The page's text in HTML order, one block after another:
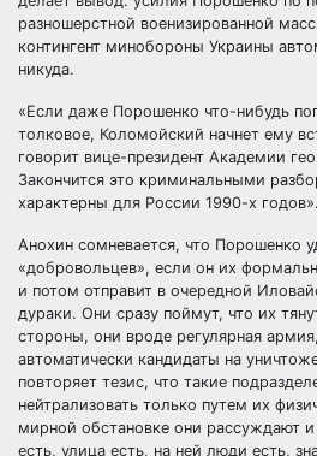
разношерстной военизированной
контингент минобороны Украины
никуда.
«Если даже Порошенко что-нибудь
толковое, Коломойский начнет ему
говорит вице-президент Академии
Закончится это криминальными
характерны для России 1990-х годов».
Анохин сомневается, что Порошенко
«добровольцев», если он их
и потом отправит в очередной
дураки. Они сразу поймут, что их
стороны, они вроде регулярная
автоматически кандидаты на
повторяет тезис, что такие
нейтрализовать только путем их
мирной обстановке они рассуждают и
есть, улица есть, на ней люди есть,